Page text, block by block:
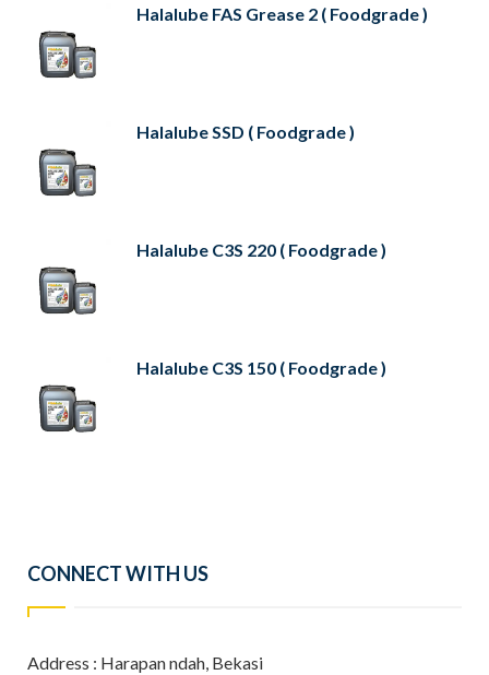
Halalube FAS Grease 2 ( Foodgrade )
Halalube SSD ( Foodgrade )
Halalube C3S 220 ( Foodgrade )
Halalube C3S 150 ( Foodgrade )
CONNECT WITH US
Address : Harapan ndah, Bekasi